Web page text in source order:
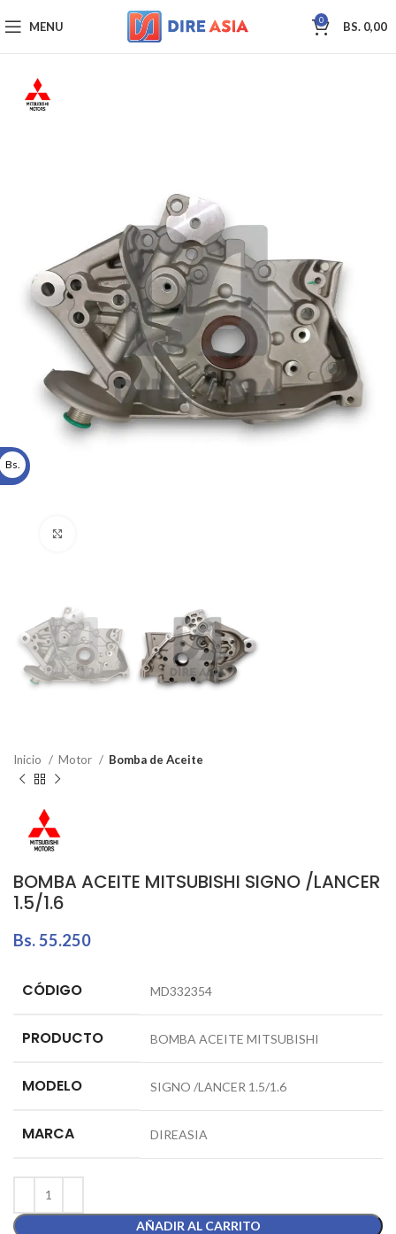
MENU 0 BS. 0,00
Inicio Motor Bomba de Aceite
BOMBA ACEITE MITSUBISHI SIGNO /LANCER
1.5/1.6
Bs.55.250
CÓDIGO MD332354
PRODUCTO BOMBA ACEITE MITSUBISHI
MODELO SIGNO /LANCER 1.5/1.6
MARCA DIREASIA
AÑADIR AL CARRITO
Bs.